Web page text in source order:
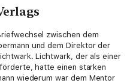
zwischen dem
und dem Direktor der
Lichtwark, der als einer
hatte einen starken
wiederum war dem Mentor